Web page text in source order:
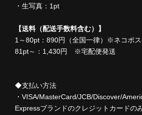
・生写真：1pt
【送料（配送手数料含む）】
1～80pt：890円（全国一律）※ネコポ
81pt～：1,430円 ※宅配便発送
◆支払い方法
・VISA/MasterCard/JCB/Discover/
Expressブランドのクレジットカードの